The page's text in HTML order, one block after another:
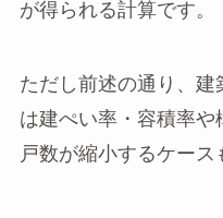
が得られる計算です。
ただし前述の通り、建
は建ぺい率・容積率や
戸数が縮小するケース